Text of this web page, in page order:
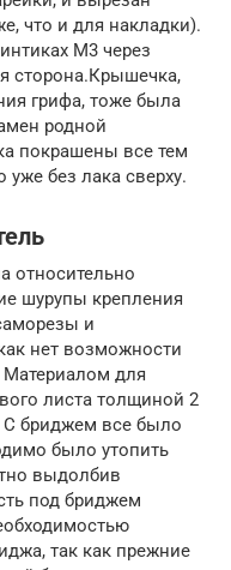
что и для накладки).
М3 через
сторона.Крышечка,
грифа, тоже была
родной
покрашены все тем
без лака сверху.
относительно
шурупы крепления
и
нет возможности
Материалом для
листа толщиной 2
бриджем все было
было утопить
выдолбив
под бриджем
так как прежние